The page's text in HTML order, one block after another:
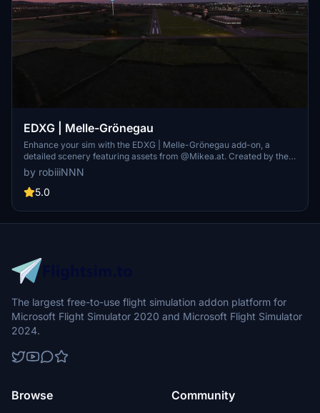
EDXG | Melle-Grönegau
Enhance your sim with the EDXG | Melle-Grönegau add-on, a
detailed scenery featuring assets from @Mikea.at. Created by the
community for an immersive experience - happy flying!
by robiiiNNN
5.0
The largest free-to-use flight simulation addon platform for
Microsoft Flight Simulator 2020 and Microsoft Flight Simulator
2024.
Browse Community